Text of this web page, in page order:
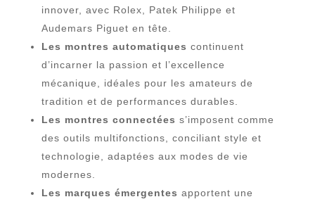
innover, avec Rolex, Patek Philippe et
Audemars Piguet en tête.
Les montres automatiques continuent
d’incarner la passion et l’excellence
mécanique, idéales pour les amateurs de
tradition et de performances durables.
Les montres connectées s’imposent comme
des outils multifonctions, conciliant style et
technologie, adaptées aux modes de vie
modernes.
Les marques émergentes apportent une